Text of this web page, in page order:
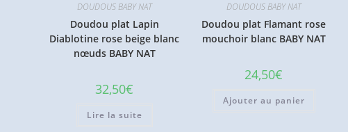
DOUDOUS BABY NAT
Doudou plat Lapin
Diablotine rose beige blanc
nœuds BABY NAT
32,50€
Lire la suite
DOUDOUS BABY NAT
Doudou plat Flamant rose
mouchoir blanc BABY NAT
24,50€
Ajouter au panier